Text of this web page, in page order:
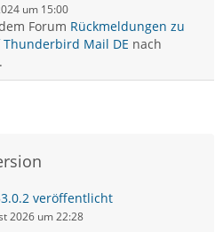
um 15:00
Forum Rückmeldungen zu
Mail DE nach
veröffentlicht
2026 um 22:28